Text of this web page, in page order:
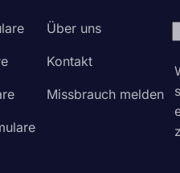
Über uns
Kontakt
Missbrauch melden